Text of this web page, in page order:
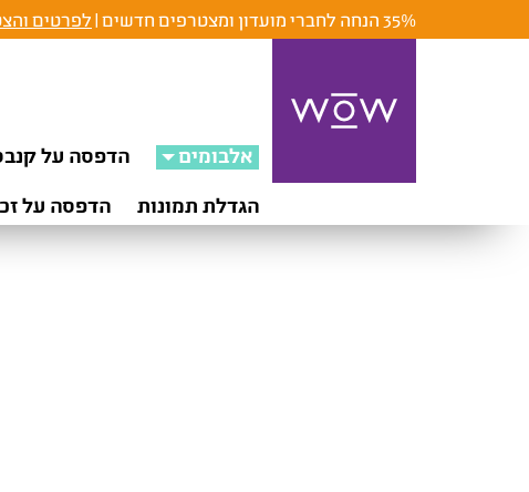
35% הנחה לחברי מועדון ומצטרפים חדשים | לפרטים
אלבומים הדפסה על
הגדלת תמונות
הדפסה על